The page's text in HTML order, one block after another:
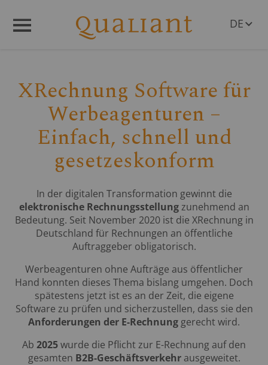
DE
Q R
XRechnung Software für
Werbeagenturen –
Einfach, schnell und
gesetzeskonform
In der digitalen Transformation gewinnt die
elektronische Rechnungsstellungzunehmend an
Bedeutung. Seit November 2020 ist die XRechnung in
Deutschland für Rechnungen an öffentliche
Auftraggeber obligatorisch.
Werbeagenturen ohne Aufträge aus öffentlicher
Hand konnten dieses Thema bislang umgehen. Doch
spätestens jetzt ist es an der Zeit, die eigene
Software zu prüfen und sicherzustellen, dass sie den
Anforderungen der E-Rechnung gerecht wird.
Ab 2025wurde die Pflicht zur E-Rechnung auf den
gesamten B2B-Geschäftsverkehrausgeweitet.